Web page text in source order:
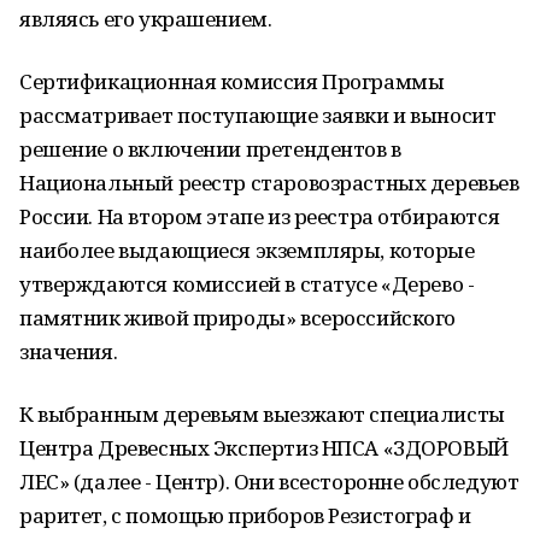
являясь его украшением.
Сертификационная комиссия Программы
рассматривает поступающие заявки и выносит
решение о включении претендентов в
Национальный реестр старовозрастных деревьев
России. На втором этапе из реестра отбираются
наиболее выдающиеся экземпляры, которые
утверждаются комиссией в статусе «Дерево -
памятник живой природы» всероссийского
значения.
К выбранным деревьям выезжают специалисты
Центра Древесных Экспертиз НПСА «ЗДОРОВЫЙ
ЛЕС» (далее - Центр). Они всесторонне обследуют
раритет, с помощью приборов Резистограф и